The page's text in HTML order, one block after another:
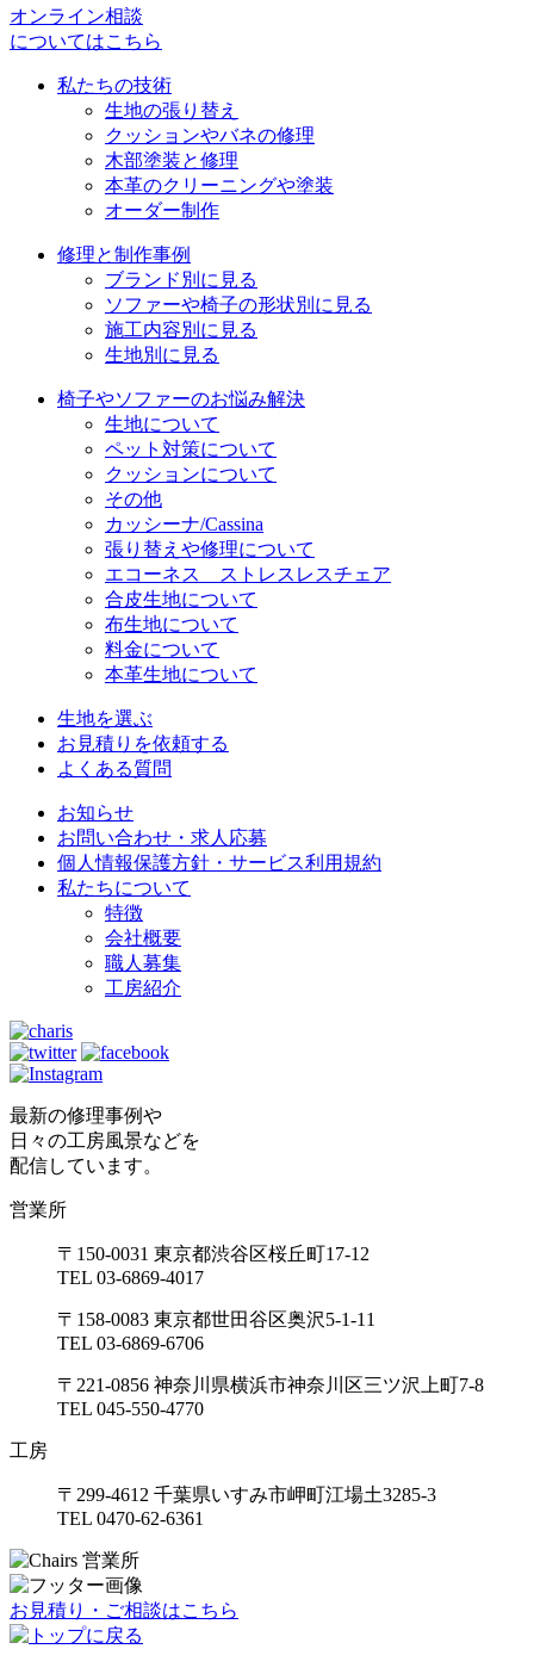
オンライン相談
についてはこちら
私たちの技術
生地の張り替え
クッションやバネの修理
木部塗装と修理
本革のクリーニングや塗装
オーダー制作
修理と制作事例
ブランド別に見る
ソファーや椅子の形状別に見る
施工内容別に見る
生地別に見る
椅子やソファーのお悩み解決
生地について
ペット対策について
クッションについて
その他
カッシーナ/Cassina
張り替えや修理について
エコーネス ストレスレスチェア
合皮生地について
布生地について
料金について
本革生地について
生地を選ぶ
お見積りを依頼する
よくある質問
お知らせ
お問い合わせ・求人応募
個人情報保護方針・サービス利用規約
私たちについて
特徴
会社概要
職人募集
工房紹介
最新の修理事例や
日々の工房風景などを
配信しています。
営業所
〒150-0031 東京都渋谷区桜丘町17-12
TEL 03-6869-4017
〒158-0083 東京都世田谷区奥沢5-1-11
TEL 03-6869-6706
〒221-0856 神奈川県横浜市神奈川区三ツ沢上町7-8
TEL 045-550-4770
工房
〒299-4612 千葉県いすみ市岬町江場土3285-3
TEL 0470-62-6361
お見積り・ご相談はこちら